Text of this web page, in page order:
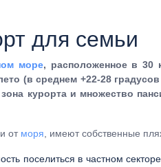
для семьи
море, расположенное в 30
(в среднем +22-28
курорта и множество
от моря , имеют собственные
поселиться в частном